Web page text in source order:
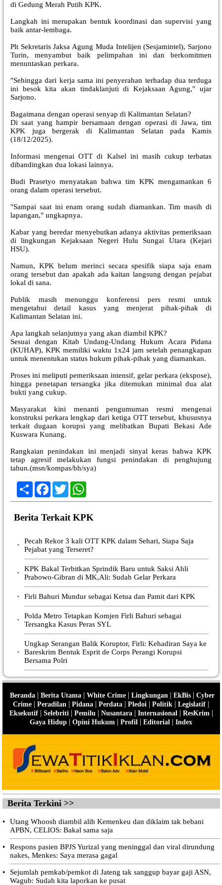
di Gedung Merah Putih KPK.
Langkah ini merupakan bentuk koordinasi dan supervisi yang
baik antar-lembaga.
Plt Sekretaris Jaksa Agung Muda Intelijen (Sesjamintel), Sarjono
Turin, menyambut baik pelimpahan ini dan berkomitmen
menuntaskan perkara.
"Sehingga dari kerja sama ini penyerahan terhadap dua terduga
ini besok kita akan tindaklanjuti di Kejaksaan Agung," ujar
Sarjono.
Bagaimana dengan operasi senyap di Kalimantan Selatan?
Di saat yang hampir bersamaan dengan operasi di Jawa, tim
KPK juga bergerak di Kalimantan Selatan pada Kamis
(18/12/2025).
Informasi mengenai OTT di Kalsel ini masih cukup terbatas
dibandingkan dua lokasi lainnya.
Budi Prasetyo menyatakan bahwa tim KPK mengamankan 6
orang dalam operasi tersebut.
"Sampai saat ini enam orang sudah diamankan. Tim masih di
lapangan," ungkapnya.
Kabar yang beredar menyebutkan adanya aktivitas pemeriksaan
di lingkungan Kejaksaan Negeri Hulu Sungai Utara (Kejari
HSU).
Namun, KPK belum merinci secara spesifik siapa saja enam
orang tersebut dan apakah ada kaitan langsung dengan pejabat
lokal di sana.
Publik masih menunggu konferensi pers resmi untuk
mengetahui detail kasus yang menjerat pihak-pihak di
Kalimantan Selatan ini.
Apa langkah selanjutnya yang akan diambil KPK?
Sesuai dengan Kitab Undang-Undang Hukum Acara Pidana
(KUHAP), KPK memiliki waktu 1x24 jam setelah penangkapan
untuk menentukan status hukum pihak-pihak yang diamankan.
Proses ini meliputi pemeriksaan intensif, gelar perkara (ekspose),
hingga penetapan tersangka jika ditemukan minimal dua alat
bukti yang cukup.
Masyarakat kini menanti pengumuman resmi mengenai
konstruksi perkara lengkap dari ketiga OTT tersebut, khususnya
terkait dugaan korupsi yang melibatkan Bupati Bekasi Ade
Kuswara Kunang.
Rangkaian penindakan ini menjadi sinyal keras bahwa KPK
tetap agresif melakukan fungsi penindakan di penghujung
tahun.(msn/kompas/bh/sya)
ShareFacebook
TwitterWhatsApp
Berita Terkait KPK
•
Pecah Rekor 3 kali OTT KPK dalam Sehari, Siapa Saja
Pejabat yang Terseret?
•
KPK Bakal Terbitkan Sprindik Baru untuk Saksi Ahli
Prabowo-Gibran di MK,Ali: Sudah Gelar Perkara
• Firli Bahuri Mundur sebagai Ketua dan Pamit dari KPK
•
Polda Metro Tetapkan Komjen Firli Bahuri sebagai
Tersangka Kasus Peras SYL
•
Ungkap Serangan Balik Koruptor, Firli: Kehadiran Saya ke
Bareskrim Bentuk Esprit de Corps Perangi Korupsi
Bersama Polri
Beranda| Berita Utama| White Crime| Lingkungan | EkBis| Cyber
Crime | Peradilan | Pidana | Perdata | Pledoi | Politik | Legislatif |
Eksekutif| Selebriti | Pemilu | Nusantara| Internasional | ResKrim |
Gaya Hidup | Opini Hukum | Profil | Editorial | Index
Berita Terkini >>
•
Utang Whoosh diambil alih Kemenkeu dan diklaim tak bebani
APBN, CELIOS: Bakal sama saja
•
Respons pasien BPJS Yurizal yang meninggal dan viral dirundung
nakes, Menkes: Saya merasa gagal
•
Sejumlah pemkab/pemkot di Jateng tak sanggup bayar gaji ASN,
Wagub: Sudah kita laporkan ke pusat